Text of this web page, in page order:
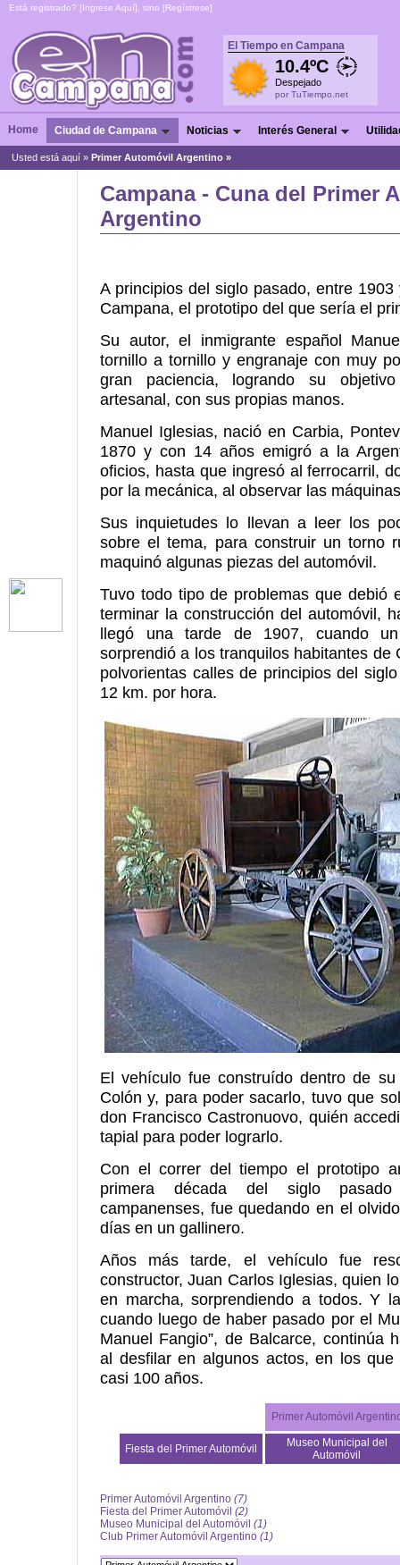
Está registrado? [Ingrese Aquí], sino [Regístrese]
El Tiempo en Campana
10.4ºC
Despejado
por TuTiempo.net
Home Ciudad de Campana Noticias Interés General
Usted está aquí » Primer Automóvil Argentino »
Campana - Cuna del Primer
Argentino
A principios del siglo pasado, entre
Campana, el prototipo del que sería el
Su autor, el inmigrante español
tornillo a tornillo y engranaje con muy
gran paciencia, logrando su
artesanal, con sus propias manos.
Manuel Iglesias, nació en Carbia,
1870 y con 14 años emigró a la
oficios, hasta que ingresó al ferrocarril,
por la mecánica, al observar las
Sus inquietudes lo llevan a leer los
sobre el tema, para construir un torno
maquinó algunas piezas del automóvil.
Tuvo todo tipo de problemas que debió
terminar la construcción del automóvil,
llegó una tarde de 1907, cuando un
sorprendió a los tranquilos habitantes de
polvorientas calles de principios del
12 km. por hora.
El vehículo fue construído dentro de
Colón y, para poder sacarlo, tuvo que
don Francisco Castronuovo, quién
tapial para poder lograrlo.
Con el correr del tiempo el prototipo
primera década del siglo
campanenses, fue quedando en el
días en un gallinero.
Años más tarde, el vehículo fue
constructor, Juan Carlos Iglesias, quien
en marcha, sorprendiendo a todos. Y
cuando luego de haber pasado por el
Manuel Fangio”, de Balcarce, continúa
al desfilar en algunos actos, en los
casi 100 años.
Primer Automóvil
Fiesta del Primer Automóvil
Museo Municipal del
Automóvil
Primer Automóvil Argentino (7)
Fiesta del Primer Automóvil (2)
Museo Municipal del Automóvil (1)
Club Primer Automóvil Argentino (1)